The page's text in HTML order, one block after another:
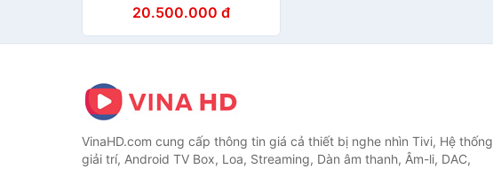
20.500.000 đ
VinaHD.com cung cấp thông tin giá cả thiết bị nghe nhìn Tivi, Hệ thống
giải trí, Android TV Box, Loa, Streaming, Dàn âm thanh, Âm-li, DAC,